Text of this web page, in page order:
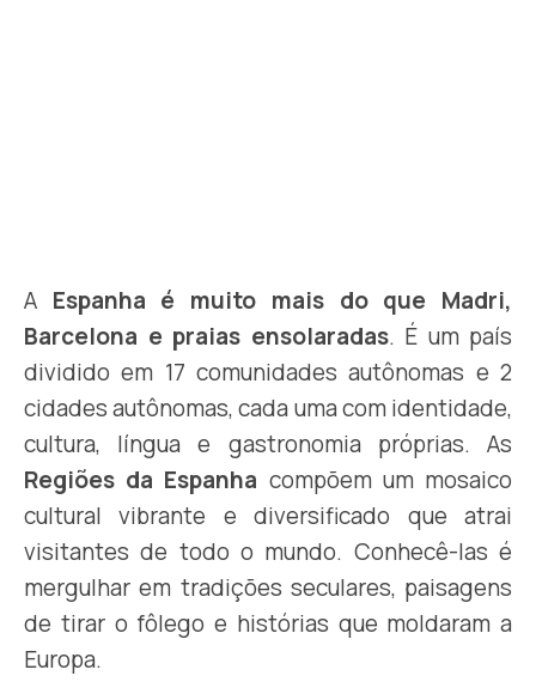
A Espanha é muito mais do que Madri,
Barcelona e praias ensolaradas. É um país
dividido em 17 comunidades autônomas e 2
cidades autônomas, cada uma com identidade,
cultura, língua e gastronomia próprias. As
Regiões da Espanha compõem um mosaico
cultural vibrante e diversificado que atrai
visitantes de todo o mundo. Conhecê-las é
mergulhar em tradições seculares, paisagens
de tirar o fôlego e histórias que moldaram a
Europa.